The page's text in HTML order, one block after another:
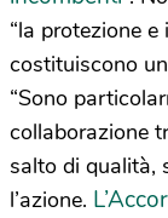
“la protezione
costituiscono
“Sono
collaborazione
salto di qualità,
l’azione.